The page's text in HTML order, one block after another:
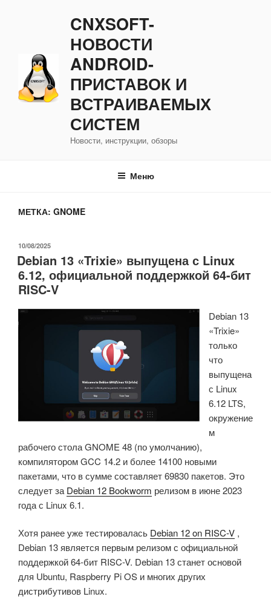
CNXSOFT-
НОВОСТИ
ANDROID-
ПРИСТАВОК И
ВСТРАИВАЕМЫХ
СИСТЕМ
Новости, инструкции, обзоры
Меню
МЕТКА: GNOME
ОПУБЛИКОВАНО
10/08/2025
Debian 13 «Trixie» выпущена с Linux
6.12, официальной поддержкой 64-бит
RISC-V
Debian 13
«Trixie»
только
что
выпущена
с Linux
6.12 LTS,
окружение
м
рабочего стола GNOME 48 (по умолчанию),
компилятором GCC 14.2 и более 14100 новыми
пакетами, что в сумме составляет 69830 пакетов. Это
следует за Debian 12 Bookworm релизом в июне 2023
года с Linux 6.1.
Хотя ранее уже тестировалась Debian 12 on RISC-V ,
Debian 13 является первым релизом с официальной
поддержкой 64-бит RISC-V. Debian 13 станет основой
для Ubuntu, Raspberry Pi OS и многих других
дистрибутивов Linux.